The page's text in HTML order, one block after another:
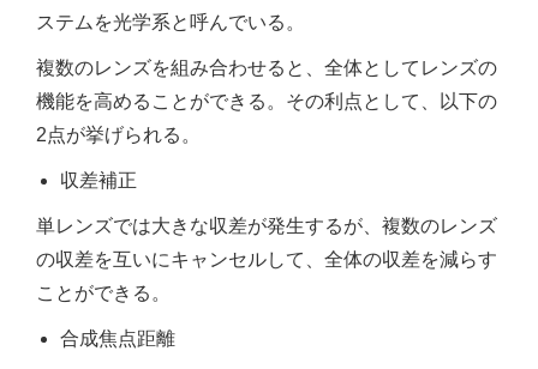
ステムを光学系と呼んでいる。
複数のレンズを組み合わせると、全体としてレンズの
機能を高めることができる。その利点として、以下の
2点が挙げられる。
収差補正
単レンズでは大きな収差が発生するが、複数のレンズ
の収差を互いにキャンセルして、全体の収差を減らす
ことができる。
合成焦点距離